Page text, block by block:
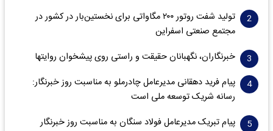
تولید شفت روتور ۲۰۰ مگاواتی برای نخستین‌بار در کشور در
مجتمع صنعتی اسفراین
خبرنگاران، نگهبانان حقیقت و راستی روی پیشخوان روایت­ها
پیام فرید دهقانی مدیرعامل چادرملو به مناسبت روز خبرنگار:
رسانه شریک توسعه ملی است
پیام تبریک مدیرعامل فولاد سنگان به مناسبت روز خبرنگار